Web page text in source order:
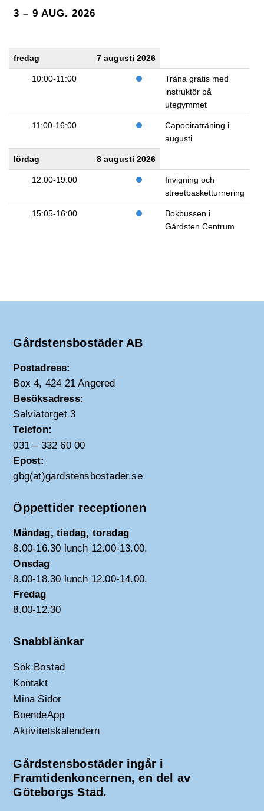
3 – 9 AUG. 2026
fredag 7 augusti 2026
10:00-11:00
Träna gratis med
instruktör på
utegymmet
11:00-16:00
Capoeiraträning i
augusti
lördag 8 augusti 2026
12:00-19:00
Invigning och
streetbasketturnering
15:05-16:00
Bokbussen i
Gårdsten Centrum
Gårdstensbostäder AB
Postadress:
Box 4, 424 21 Angered
Besöksadress:
Salviatorget 3
Telefon:
031 – 332 60 00
Epost:
gbg(at)gardstensbostader.se
Öppettider receptionen
Måndag, tisdag, torsdag
8.00-16.30 lunch 12.00-13.00.
Onsdag
8.00-18.30 lunch 12.00-14.00.
Fredag
8.00-12.30
Snabblänkar
Sök Bostad
Kontakt
Mina Sidor
BoendeApp
Aktivitetskalendern
Gårdstensbostäder ingår i
Framtidenkoncernen, en del av
Göteborgs Stad.